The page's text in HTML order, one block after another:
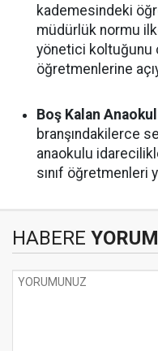
kademesindeki
müdürlük normu
yönetici koltuğunu
öğretmenlerine
Boş Kalan
branşındakilerce
anaokulu
sınıf öğretmenleri
HABERE